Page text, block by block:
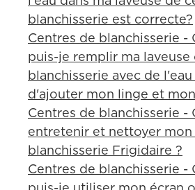
blanchisserie est correcte?
Centres de blanchisserie -
puis-je remplir ma laveuse
blanchisserie avec de
d'ajouter mon linge et
Centres de blanchisserie -
entretenir et nettoyer mon
blanchisserie Frigidaire ?
Centres de blanchisserie -